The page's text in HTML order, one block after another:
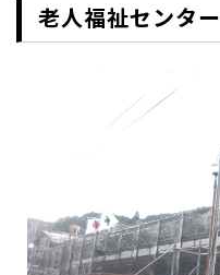
老人福祉センター